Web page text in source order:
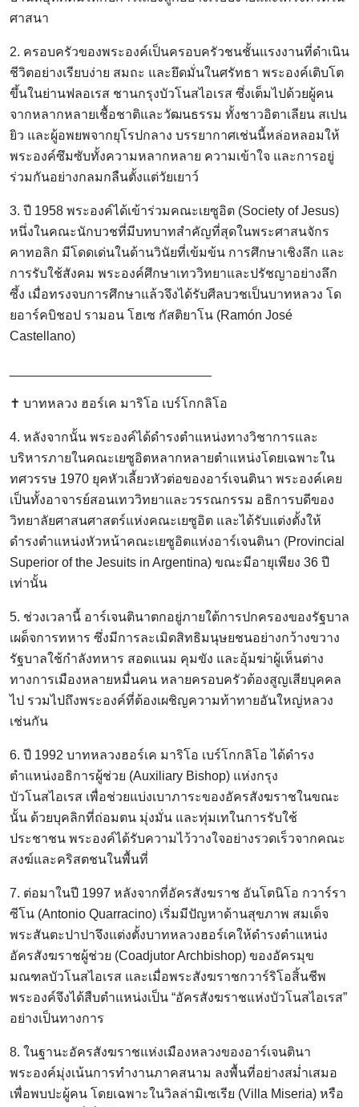
ศาสนา
2. ครอบครัวของพระองค์เป็นครอบครัวชนชั้นแรงงานที่ดำเนิน
ชีวิตอย่างเรียบง่าย สมถะ และยึดมั่นในศรัทธา พระองค์เติบโต
ขึ้นในย่านฟลอเรส ชานกรุงบัวโนสไอเรส ซึ่งเต็มไปด้วยผู้คน
จากหลากหลายเชื้อชาติและวัฒนธรรม ทั้งชาวอิตาเลียน สเปน
ยิว และผู้อพยพจากยุโรปกลาง บรรยากาศเช่นนี้หล่อหลอมให้
พระองค์ซึมซับทั้งความหลากหลาย ความเข้าใจ และการอยู่
ร่วมกันอย่างกลมกลืนตั้งแต่วัยเยาว์
3. ปี 1958 พระองค์ได้เข้าร่วมคณะเยซูอิต (Society of Jesus)
หนึ่งในคณะนักบวชที่มีบทบาทสำคัญที่สุดในพระศาสนจักร
คาทอลิก มีโดดเด่นในด้านวินัยที่เข้มข้น การศึกษาเชิงลึก และ
การรับใช้สังคม พระองค์ศึกษาเทววิทยาและปรัชญาอย่างลึก
ซึ้ง เมื่อทรงจบการศึกษาแล้วจึงได้รับศีลบวชเป็นบาทหลวง โด
ยอาร์คบิชอป รามอน โฮเซ กัสติยาโน (Ramón José
Castellano)
✝️ บาทหลวง ฮอร์เค มาริโอ เบร์โกกลิโอ
4. หลังจากนั้น พระองค์ได้ดำรงตำแหน่งทางวิชาการและ
บริหารภายในคณะเยซูอิตหลากหลายตำแหน่งโดยเฉพาะใน
ทศวรรษ 1970 ยุคหัวเลี้ยวหัวต่อของอาร์เจนตินา พระองค์เคย
เป็นทั้งอาจารย์สอนเทววิทยาและวรรณกรรม อธิการบดีของ
วิทยาลัยศาสนศาสตร์แห่งคณะเยซูอิต และได้รับแต่งตั้งให้
ดำรงตำแหน่งหัวหน้าคณะเยซูอิตแห่งอาร์เจนตินา (Provincial
Superior of the Jesuits in Argentina) ขณะมีอายุเพียง 36 ปี
เท่านั้น
5. ช่วงเวลานี้ อาร์เจนตินาตกอยู่ภายใต้การปกครองของรัฐบาล
เผด็จการทหาร ซึ่งมีการละเมิดสิทธิมนุษยชนอย่างกว้างขวาง
รัฐบาลใช้กำลังทหาร สอดแนม คุมขัง และอุ้มฆ่าผู้เห็นต่าง
ทางการเมืองหลายหมื่นคน หลายครอบครัวต้องสูญเสียบุคคล
ไป รวมไปถึงพระองค์ที่ต้องเผชิญความท้าทายอันใหญ่หลวง
เช่นกัน
6. ปี 1992 บาทหลวงฮอร์เค มาริโอ เบร์โกกลิโอ ได้ดำรง
ตำแหน่งอธิการผู้ช่วย (Auxiliary Bishop) แห่งกรุง
บัวโนสไอเรส เพื่อช่วยแบ่งเบาภาระของอัครสังฆราชในขณะ
นั้น ด้วยบุคลิกที่ถ่อมตน มุ่งมั่น และทุ่มเทในการรับใช้
ประชาชน พระองค์ได้รับความไว้วางใจอย่างรวดเร็วจากคณะ
สงฆ์และคริสตชนในพื้นที่
7. ต่อมาในปี 1997 หลังจากที่อัครสังฆราช อันโตนิโอ กวาร์รา
ซีโน (Antonio Quarracino) เริ่มมีปัญหาด้านสุขภาพ สมเด็จ
พระสันตะปาปาจึงแต่งตั้งบาทหลวงฮอร์เคให้ดำรงตำแหน่ง
อัครสังฆราชผู้ช่วย (Coadjutor Archbishop) ของอัครมุข
มณฑลบัวโนสไอเรส และเมื่อพระสังฆราชกวาร์ริโอสิ้นชีพ
พระองค์จึงได้สืบตำแหน่งเป็น “อัครสังฆราชแห่งบัวโนสไอเรส”
อย่างเป็นทางการ
8. ในฐานะอัครสังฆราชแห่งเมืองหลวงของอาร์เจนตินา
พระองค์มุ่งเน้นการทำงานภาคสนาม ลงพื้นที่อย่างสม่ำเสมอ
เพื่อพบปะผู้คน โดยเฉพาะในวิลล่ามิเซเรีย (Villa Miseria) หรือ